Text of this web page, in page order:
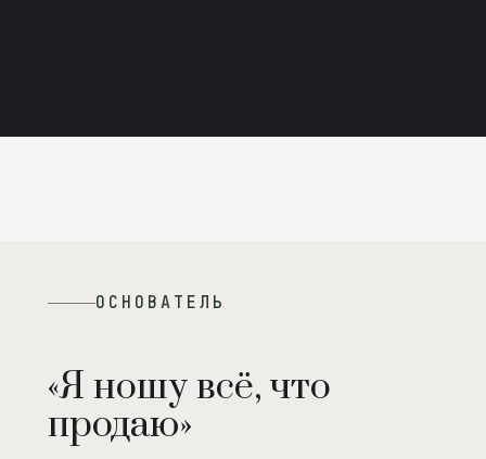
ОСНОВАТЕЛЬ
«Я ношу всё, что
продаю»